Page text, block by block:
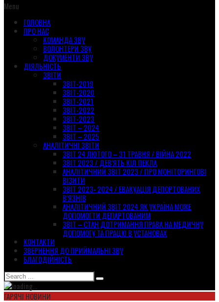
Menu
ГОЛОВНА
ПРО НАС
КОМАНДА ЗВУ
ВОЛОНТЕРИ ЗВУ
ДОКУМЕНТИ ЗВУ
ДІЯЛЬНІСТЬ
ЗВІТИ
ЗВІТ-2019
ЗВІТ-2020
ЗВІТ-2021
ЗВІТ-2022
ЗВІТ-2023
ЗВІТ – 2024
ЗВІТ – 2025
АНАЛІТИЧНІ ЗВІТИ
ЗВІТ 24 ЛЮТОГО – 31 ТРАВНЯ / ВІЙНА 2022
ЗВІТ 2023 / ДЕВ’ЯТЬ КІЛ ПЕКЛА
АНАЛІТИЧНИЙ ЗВІТ 2023 / ПРО МОНІТОРИНГОВІ
ВІЗИТИ
ЗВІТ 2023- 2024 / ЕВАКУАЦІЯ ДЕПОРТОВАНИХ
В’ЯЗНІВ
АНАЛІТИЧНИЙ ЗВІТ 2024 ЯК УКРАЇНА МОЖЕ
ДОПОМОГТИ ДЕПАРТОВАНИМ
ЗВІТ – СТАН ДОТРИМАННЯ ПРАВА НА МЕДИЧНУ
ДОПОМОГУ ТА ПРАЦЮ В УСТАНОВАХ
КОНТАКТИ
ЗВЕРНЕННЯ ДО ПРИЙМАЛЬНІ ЗВУ
БЛАГОДІЙНІСТЬ
ГАРЯЧІ НОВИНИ